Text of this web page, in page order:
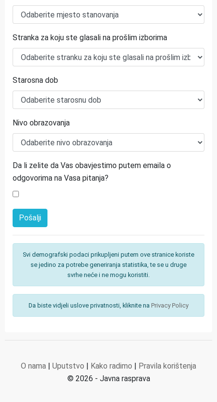
Stranka za koju ste glasali na prošlim izborima
Starosna dob
Nivo obrazovanja
Da li zelite da Vas obavjestimo putem emaila o
odgovorima na Vasa pitanja?
Svi demografski podaci prikupljeni putem ove stranice koriste
se jedino za potrebe generiranja statistika, te se u druge
svrhe neće i ne mogu koristiti.
Da biste vidjeli uslove privatnosti, kliknite na Privacy Policy
O nama | Uputstvo | Kako radimo | Pravila korištenja
© 2026 - Javna rasprava